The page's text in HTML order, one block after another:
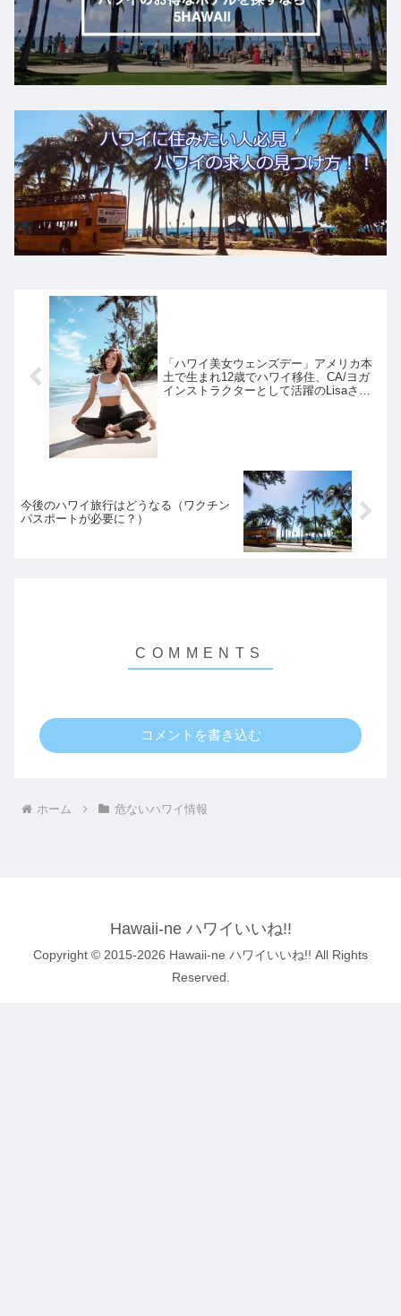
「ハワイ美女ウェンズデー」アメリカ本
土で生まれ12歳でハワイ移住、CA/ヨガ
インストラクターとして活躍のLisaさん
今後のハワイ旅行はどうなる（ワクチン
パスポートが必要に？）
コメントを書き込む
ホーム 危ないハワイ情報
Hawaii-ne ハワイいいね!!
Copyright © 2015-2026 Hawaii-ne ハワイいいね!! All Rights
Reserved.